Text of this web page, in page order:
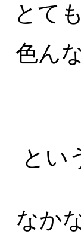
とて
色ん
とい
なか